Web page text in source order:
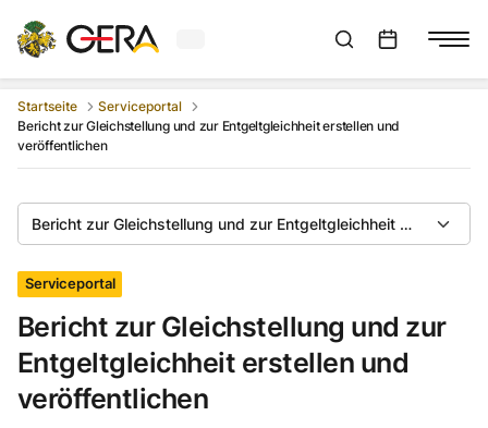
Aktuelles Wetter in GeraSuchleiste anzeigen
Startseite
Serviceportal
Bericht zur Gleichstellung und zur Entgeltgleichheit erstellen und
veröffentlichen
Bericht zur Gleichstellung und zur Entgeltgleichheit erstellen
Serviceportal
Bericht zur Gleichstellung und zur
Entgeltgleichheit erstellen und
veröffentlichen